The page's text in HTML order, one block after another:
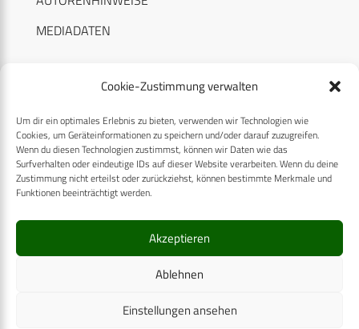
Cookie-Zustimmung verwalten
Um dir ein optimales Erlebnis zu bieten, verwenden wir Technologien wie
Cookies, um Geräteinformationen zu speichern und/oder darauf zuzugreifen.
Wenn du diesen Technologien zustimmst, können wir Daten wie das
Surfverhalten oder eindeutige IDs auf dieser Website verarbeiten. Wenn du deine
Zustimmung nicht erteilst oder zurückziehst, können bestimmte Merkmale und
Funktionen beeinträchtigt werden.
Akzeptieren
Ablehnen
Einstellungen ansehen
MEDIADATEN
RECHTLICHES
Datenschutzerklärung
Cookie-Richtlinie (EU)